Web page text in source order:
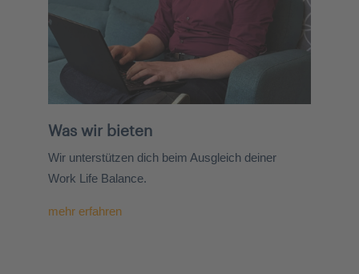
Was wir bieten
Wir unterstützen dich beim Ausgleich deiner
Work Life Balance.
mehr erfahren